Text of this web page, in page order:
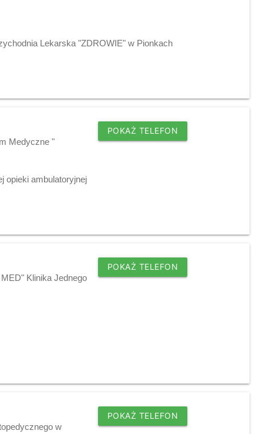
Lekarska "ZDROWIE" w Pionkach
Medyczne "
POKAŻ TELEFON
opieki ambulatoryjnej
Klinika Jednego
POKAŻ TELEFON
w
POKAŻ TELEFON